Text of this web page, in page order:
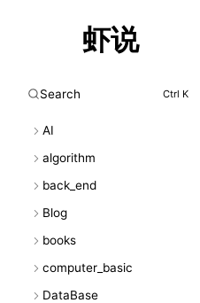
虾说
Search Ctrl K
AI
algorithm
back_end
Blog
books
computer_basic
DataBase